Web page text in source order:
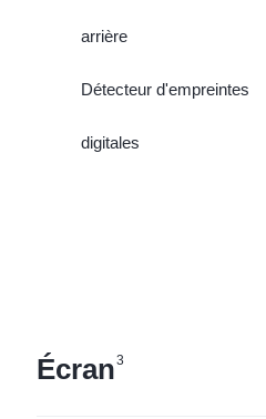
arrière
Détecteur d'empreintes
digitales
Écran3